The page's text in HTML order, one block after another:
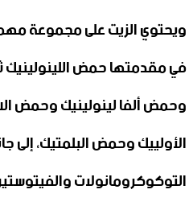
ويحتوي الزيت على مجموعة
في مقدمتها حمض
وحمض ألفا لينولينيك وحمض
الأولييك وحمض البلمتيك، إلى
التوكوكرومانولات